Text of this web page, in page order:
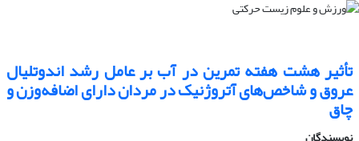
تأثیر هشت هفته تمرین در آب بر عامل رشد اندوتلیال
عروق و شاخص‌های آتروژنیک در مردان دارای اضافه‌وزن و
چاق